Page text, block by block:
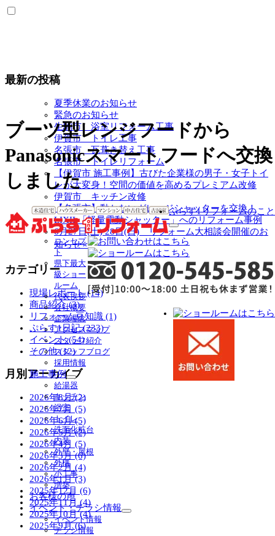
ブーツ型レンジフードから
Panasonicスマートフードへ交換
しました
ぷらす1リフォームのこと
サ
ブ
メ
ニ
ュ
ー
展
開
コンセプ
ト
県下最大
級ショー
ルーム
代表挨拶
会社概要
企業理念
アクセスマップ
スタッフ紹介
スタッフブログ
採用情報
施工事例
サ
ブ
メ
ニ
ュ
ー
を
展
開
給湯器
キッチン
浴室
トイレ
洗面化粧台
内装
外壁・屋根
外構
小工事
増築
お客様の声
イベント・チラシ情報
サ
イベント情報
チラシ情報
最新の投稿
夏季休業のお知らせ
緊急のお知らせ
生駒市 浴室リフォーム工事
伊賀市 トイレ工事
名張市 瓦葺き替え工事
名張市 トイレリフォーム
【伊賀市 施工事例】古びた企業様の男子・女子トイ
レが大変身！空間の価値を高めるプレミアム改修
伊賀市 キッチン改修
【名張市】動かないガレージシャッターを交換！
LIXIL「軽量電動シャッター」へのリフォーム事例
6月27日(土) 28日(日) リフォーム大相談会開催のお
知らせ⭐
カテゴリー
現場レポート (14)
商品紹介 (3)
リフォーム豆知識 (1)
ぷらす1日記 (233)
イベント (54)
その他 (12)
月別アーカイブ
2026年8月 (2)
2026年7月 (5)
2026年6月 (5)
2026年5月 (2)
2026年4月 (5)
2026年3月 (6)
2026年2月 (4)
2026年1月 (3)
2025年12月 (6)
2025年11月 (4)
2025年10月 (4)
2025年9月 (6)